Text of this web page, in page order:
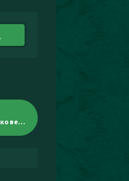
Styrax B. - Только ветер